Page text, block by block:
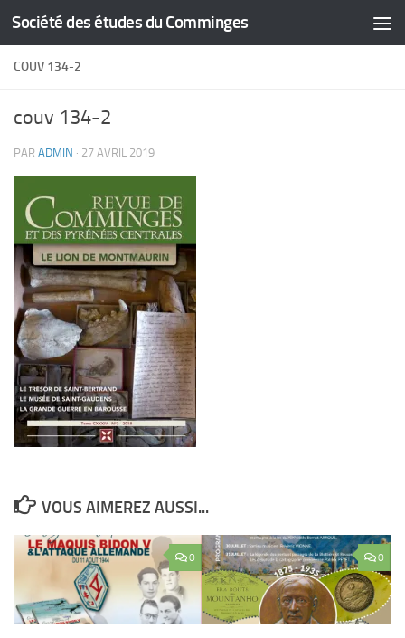
Skip to content
Société des études du Comminges
COUV 134-2
couv 134-2
PAR ADMIN · 27 AVRIL 2019
VOUS AIMEREZ AUSSI...
0 0